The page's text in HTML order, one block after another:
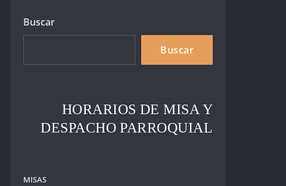
Buscar
Buscar
HORARIOS DE MISA Y
DESPACHO PARROQUIAL
MISAS